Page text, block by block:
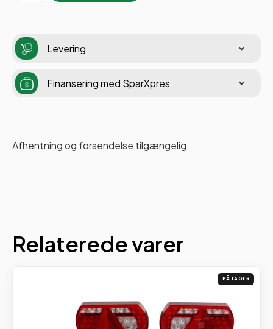
Levering
Finansering med SparXpres
Afhentning og forsendelse tilgængelig
Relaterede varer
PÅ LAGER